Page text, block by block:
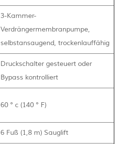
3-Kammer-
Verdrängermembranpumpe,
selbstansaugend, trockenlauffähig
Druckschalter gesteuert oder
Bypass kontrolliert
60 ° c (140 ° F)
6 Fuß (1,8 m) Sauglift